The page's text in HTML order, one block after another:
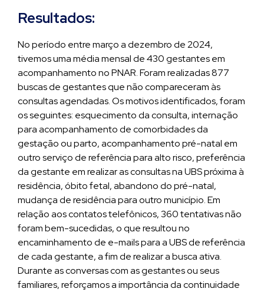
Resultados:
No período entre março a dezembro de 2024,
tivemos uma média mensal de 430 gestantes em
acompanhamento no PNAR. Foram realizadas 877
buscas de gestantes que não compareceram às
consultas agendadas. Os motivos identificados, foram
os seguintes: esquecimento da consulta, internação
para acompanhamento de comorbidades da
gestação ou parto, acompanhamento pré-natal em
outro serviço de referência para alto risco, preferência
da gestante em realizar as consultas na UBS próxima à
residência, óbito fetal, abandono do pré-natal,
mudança de residência para outro município. Em
relação aos contatos telefônicos, 360 tentativas não
foram bem-sucedidas, o que resultou no
encaminhamento de e-mails para a UBS de referência
de cada gestante, a fim de realizar a busca ativa.
Durante as conversas com as gestantes ou seus
familiares, reforçamos a importância da continuidade